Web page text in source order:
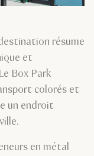
résume
et
Box Park
colorés et
un endroit
en métal